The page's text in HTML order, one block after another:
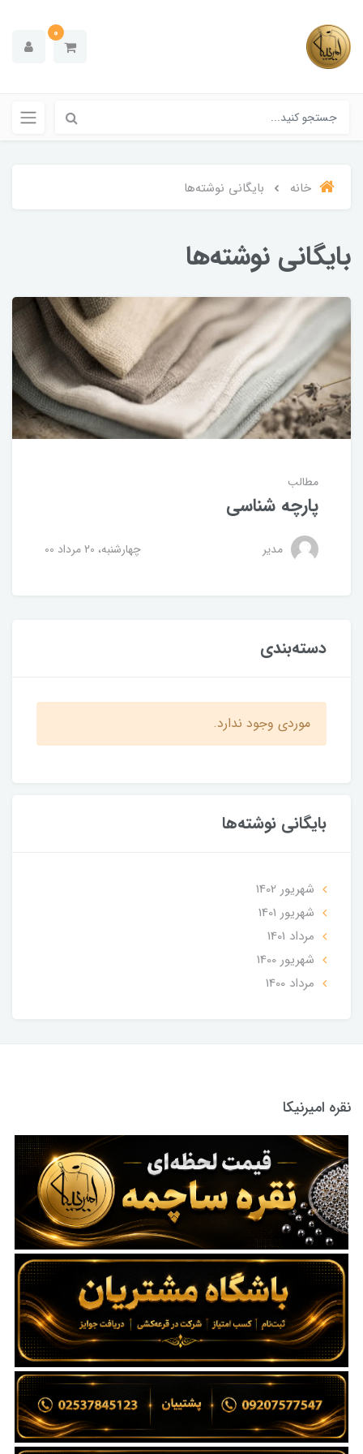
0
خانه بایگانی نوشته‌ها
بایگانی نوشته‌ها
مطالب
پارچه شناسی
مدیر چهارشنبه، 20 مرداد 00
دسته‌بندی
موردی وجود ندارد.
بایگانی نوشته‌ها
شهریور 1402
شهریور 1401
مرداد 1401
شهریور 1400
مرداد 1400
نقره امیرنیکا